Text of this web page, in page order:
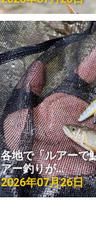
各地で「ルアーで
アー釣りが…
2026年07月26日